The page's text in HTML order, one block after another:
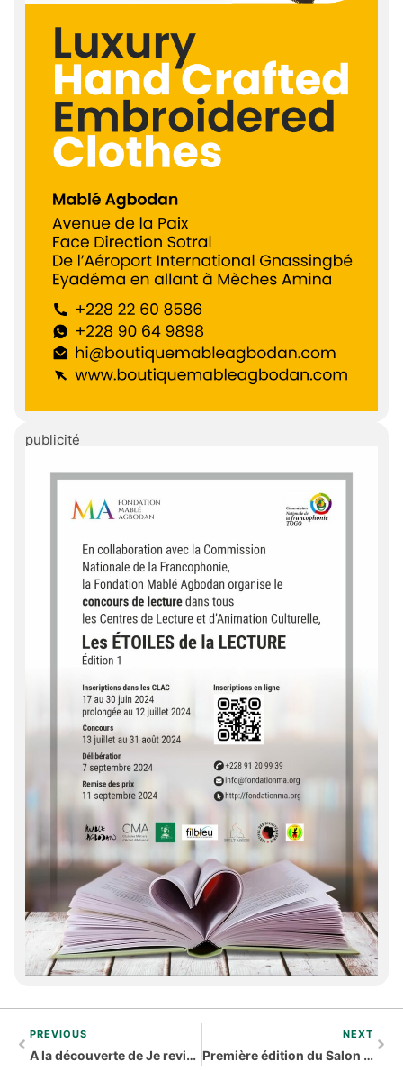
publicité
PREVIOUS
A la découverte de Je reviendrai te parler dans les herbes et Danse sur la ligne
NEXT
Première édition du Salon de l’Ecrit et du Livre en Langues africaines à Bamako au Mali